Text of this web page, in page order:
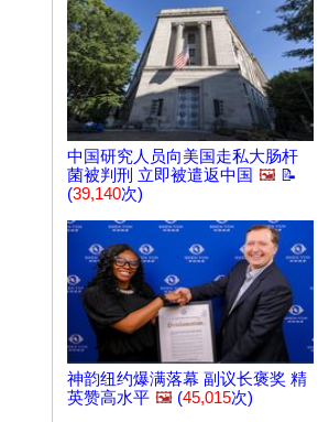
中国研究人员向美国走私大肠杆
菌被判刑 立即被遣返中国 🖼️ 📝
(39,140次)
神韵纽约爆满落幕 副议长褒奖 精
英赞高水平 🖼️ (45,015次)